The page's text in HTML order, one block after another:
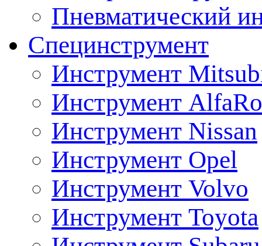
Пневматический
Специнструмент
Инструмент
Инструмент
Инструмент Nissan
Инструмент Opel
Инструмент Volvo
Инструмент Toyota